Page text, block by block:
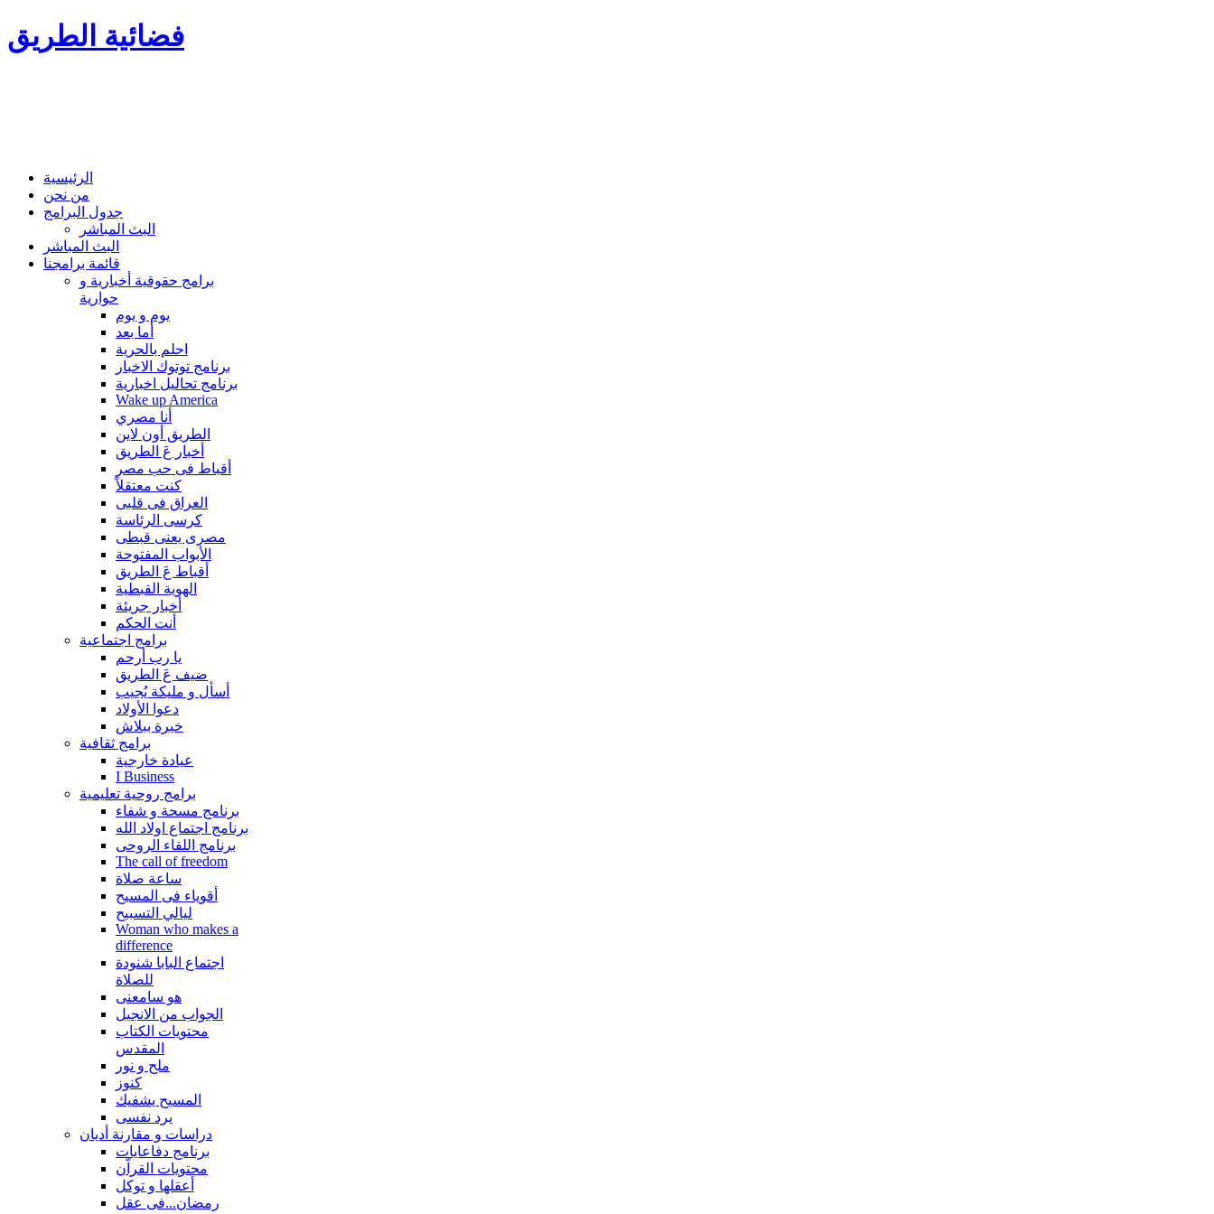
فضائية الطريق
الرئيسية
من نحن
جدول البرامج
البث المباشر
البث المباشر
قائمة برامجنا
برامج حقوقية أخبارية و
حوارية
يوم و يوم
أما بعد
احلم بالحرية
برنامج توتوك الاخبار
برنامج تحاليل اخبارية
Wake up America
أنا مصري
الطريق أون لاين
أخبار عَ الطريق
أقباط فى حب مصر
كنت معتقلاً
العراق فى قلبى
كرسى الرئاسة
مصرى يعنى قبطى
الأبواب المفتوحة
أقباط عَ الطريق
الهوية القبطية
أخبار جريئة
أنت الحكم
برامج اجتماعية
يا رب أرحم
ضيف عَ الطريق
أسأل و مليكة يُجيب
دعوا الأولاد
خبرة ببلاش
برامج ثقافية
عيادة خارجية
I Business
برامج روحية تعليمية
برنامج مسحة و شفاء
برنامج اجتماع اولاد الله
برنامج اللقاء الروحى
The call of freedom
ساعة صلاة
أقوياء فى المسيح
ليالي التسبيح
Woman who makes a
difference
اجتماع البابا شنودة
للصلاة
هو سامعنى
الجواب من الانجيل
محتويات الكتاب
المقدس
ملح و نور
كنوز
المسيح يشفيك
يرد نفسى
دراسات و مقارنة أديان
برنامج دفاعايات
محتويات القراّن
أعقلها و توكل
رمضان...فى عقل